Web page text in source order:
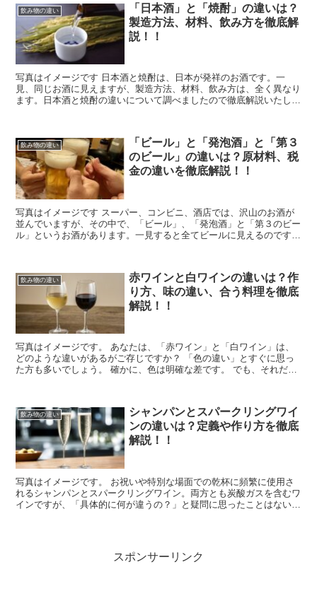
飲み物の違い
「日本酒」と「焼酎」の違いは？
製造方法、材料、飲み方を徹底解
説！！
写真はイメージです 日本酒と焼酎は、日本が発祥のお酒です。一
見、同じお酒に見えますが、製造方法、材料、飲み方は、全く異なり
ます。日本酒と焼酎の違いについて調べましたので徹底解説いたしま
飲み物の違い
「ビール」と「発泡酒」と「第３
のビール」の違いは？原材料、税
金の違いを徹底解説！！
写真はイメージです スーパー、コンビニ、酒店では、沢山のお酒が
並んでいますが、その中で、「ビール」、「発泡酒」と「第３のビー
ル」というお酒があります。一見すると全てビールに見えるのです
飲み物の違い
赤ワインと白ワインの違いは？作
り方、味の違い、合う料理を徹底
解説！！
写真はイメージです。 あなたは、「赤ワイン」と「白ワイン」は、
どのような違いがあるがご存じですか？ 「色の違い」とすぐに思っ
た方も多いでしょう。 確かに、色は明確な差です。 でも、それだけ
飲み物の違い
シャンパンとスパークリングワイ
ンの違いは？定義や作り方を徹底
解説！！
写真はイメージです。 お祝いや特別な場面での乾杯に頻繁に使用さ
れるシャンパンとスパークリングワイン。両方とも炭酸ガスを含むワ
インですが、「具体的に何が違うの？」と疑問に思ったことはないで
スポンサーリンク